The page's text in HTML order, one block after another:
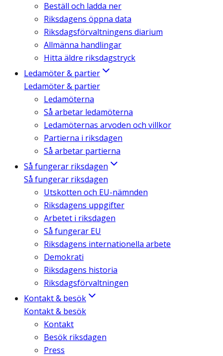
Beställ och ladda ner
Riksdagens öppna data
Riksdagsförvaltningens diarium
Allmänna handlingar
Hitta äldre riksdagstryck
Ledamöter & partier
Ledamöter & partier
Ledamöterna
Så arbetar ledamöterna
Ledamöternas arvoden och villkor
Partierna i riksdagen
Så arbetar partierna
Så fungerar riksdagen
Så fungerar riksdagen
Utskotten och EU-nämnden
Riksdagens uppgifter
Arbetet i riksdagen
Så fungerar EU
Riksdagens internationella arbete
Demokrati
Riksdagens historia
Riksdagsförvaltningen
Kontakt & besök
Kontakt & besök
Kontakt
Besök riksdagen
Press